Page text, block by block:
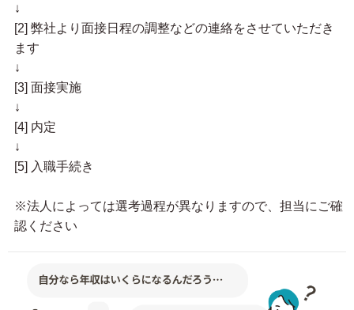
↓
[2] 弊社より面接日程の調整などの連絡をさせていただき
ます
↓
[3] 面接実施
↓
[4] 内定
↓
[5] 入職手続き
※法人によっては選考過程が異なりますので、担当にご確
認ください